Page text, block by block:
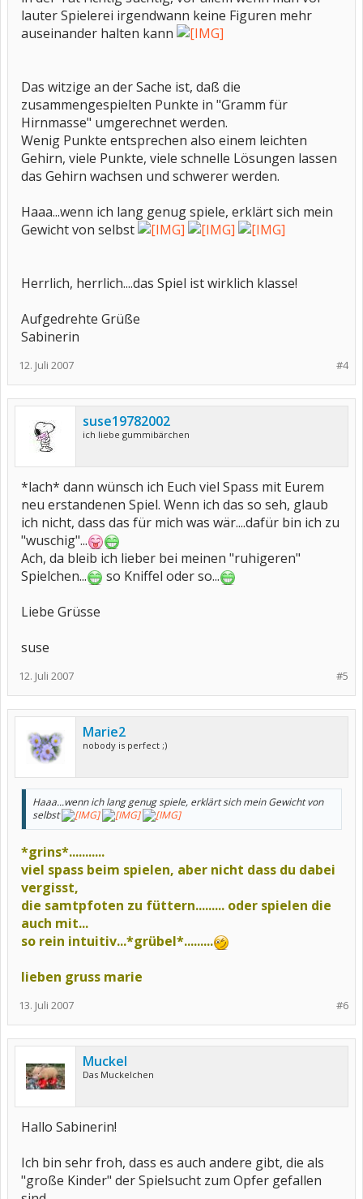
lauter Spielerei irgendwann keine Figuren mehr
auseinander halten kann
Das witzige an der Sache ist, daß die
zusammengespielten Punkte in "Gramm für
Hirnmasse" umgerechnet werden.
Wenig Punkte entsprechen also einem leichten
Gehirn, viele Punkte, viele schnelle Lösungen lassen
das Gehirn wachsen und schwerer werden.
Haaa...wenn ich lang genug spiele, erklärt sich mein
Gewicht von selbst
Herrlich, herrlich....das Spiel ist wirklich klasse!
Aufgedrehte Grüße
Sabinerin
#4
12. Juli 2007
suse19782002
ich liebe gummibärchen
*lach* dann wünsch ich Euch viel Spass mit Eurem
neu erstandenen Spiel. Wenn ich das so seh, glaub
ich nicht, dass das für mich was wär....dafür bin ich zu
"wuschig"...
Ach, da bleib ich lieber bei meinen "ruhigeren"
Spielchen...
so Kniffel oder so...
Liebe Grüsse
suse
#5
12. Juli 2007
Marie2
nobody is perfect ;)
Haaa...wenn ich lang genug spiele, erklärt sich mein Gewicht von
selbst
*grins*...........
viel spass beim spielen, aber nicht dass du dabei
vergisst,
die samtpfoten zu füttern......... oder spielen die
auch mit...
so rein intuitiv...*grübel*.........
lieben gruss marie
#6
13. Juli 2007
Muckel
Das Muckelchen
Hallo Sabinerin!
Ich bin sehr froh, dass es auch andere gibt, die als
"große Kinder" der Spielsucht zum Opfer gefallen